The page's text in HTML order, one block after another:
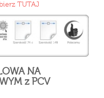
TUTAJ
NA
z PCV